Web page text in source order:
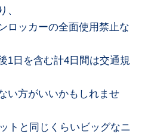
、
ロッカーの全面使用禁止な
1日を含む計4日間は交通規
い方がいいかもしれませ
トと同じくらいビッグなニ